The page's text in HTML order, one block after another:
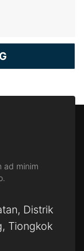
ad minim
Distrik
Tiongkok